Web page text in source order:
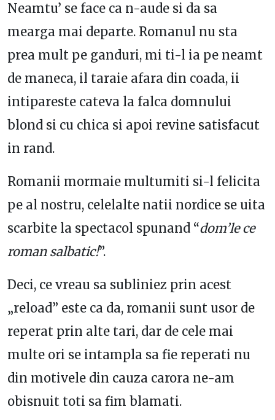
Neamtu’ se face ca n-aude si da sa
mearga mai departe. Romanul nu sta
prea mult pe ganduri, mi ti-l ia pe neamt
de maneca, il taraie afara din coada, ii
intipareste cateva la falca domnului
blond si cu chica si apoi revine satisfacut
in rand.
Romanii mormaie multumiti si-l felicita
pe al nostru, celelalte natii nordice se uita
scarbite la spectacol spunand “dom’le ce
roman salbatic!”.
Deci, ce vreau sa subliniez prin acest
„reload” este ca da, romanii sunt usor de
reperat prin alte tari, dar de cele mai
multe ori se intampla sa fie reperati nu
din motivele din cauza carora ne-am
obisnuit toti sa fim blamati.